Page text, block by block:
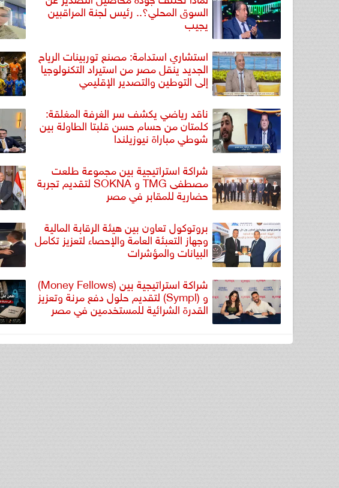
السوق المحلي؟.. رئيس لجنة المراقبين
يجيب
استشاري استدامة: مصنع توربينات الرياح
الجديد ينقل مصر من استيراد التكنولوجيا
إلى التوطين والتصدير الإقليمي
ناقد رياضي يكشف سر الغرفة المغلقة:
كلمتان من حسام حسن قلبتا الطاولة بين
شوطي مباراة نيوزيلندا
شراكة استراتيجية بين مجموعة طلعت
مصطفى TMG و SOKNA لتقديم تجربة
حضارية للمقابر في مصر
بروتوكول تعاون بين هيئة الرقابة المالية
وجهاز التعبئة العامة والإحصاء لتعزيز تكامل
البيانات والمؤشرات
شراكة استراتيجية بين (Money Fellows)
و (Sympl) لتقديم حلول دفع مرنة وتعزيز
القدرة الشرائية للمستخدمين في مصر